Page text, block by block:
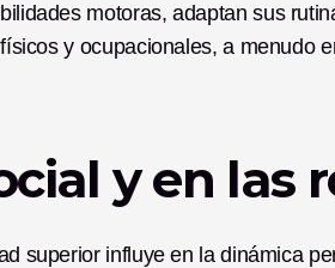
motoras, adaptan sus
y ocupacionales, a menudo
y en las
superior influye en la dinámica